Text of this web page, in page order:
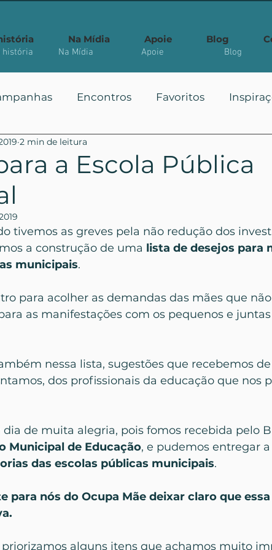
Na Mídia Apoie Blog
Encontros Favoritos
Você Sabia?
a Escola Pública
2 min de leitura
tivemos as greves pela não redução dos
a construção de uma lista de desejos para
municipais.
para acolher as demandas das mães que
as manifestações com os pequenos e
nessa lista, sugestões que recebemos
dos profissionais da educação que nos
dia de muita alegria, pois fomos recebida pelo
Municipal de Educação, e pudemos entregar
das escolas públicas municipais.
para nós do Ocupa Mãe deixar claro que
priorizamos alguns itens que achamos muito
história Na Mídia Apoie Blog